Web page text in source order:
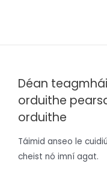
Déan
orduithe
orduithe
Táimid anseo le
cheist nó imní agat.